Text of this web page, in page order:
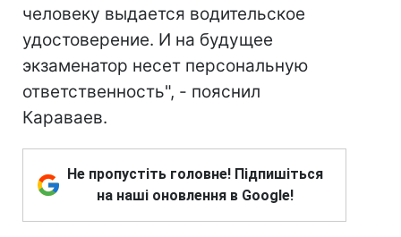
человеку выдается водительское
удостоверение. И на будущее
экзаменатор несет персональную
ответственность", - пояснил
Караваев.
Не пропустіть головне! Підпишіться
на наші оновлення в Google!